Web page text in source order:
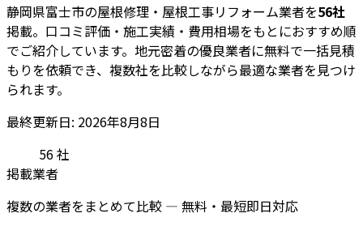
静岡県富士市の屋根修理・屋根工事リフォーム業者を56社
掲載。口コミ評価・施工実績・費用相場をもとにおすすめ順
でご紹介しています。地元密着の優良業者に無料で一括見積
もりを依頼でき、複数社を比較しながら最適な業者を見つけ
られます。
最終更新日: 2026年8月8日
56社
掲載業者
複数の業者をまとめて比較 — 無料・最短即日対応